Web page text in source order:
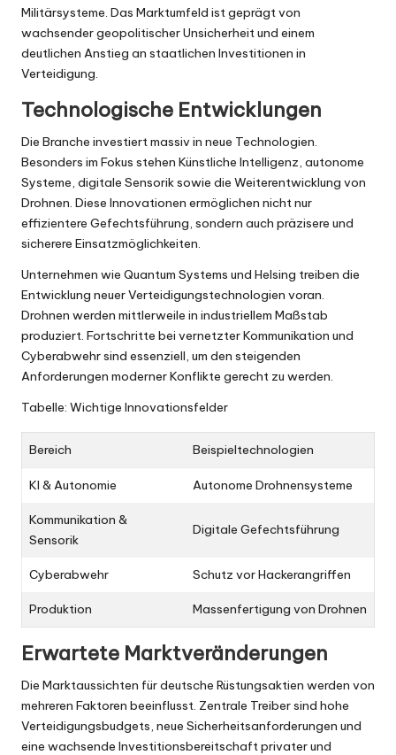
Militärsysteme. Das Marktumfeld ist geprägt von
wachsender geopolitischer Unsicherheit und einem
deutlichen Anstieg an staatlichen Investitionen in
Verteidigung.
Technologische Entwicklungen
Die Branche investiert massiv in neue Technologien.
Besonders im Fokus stehen Künstliche Intelligenz, autonome
Systeme, digitale Sensorik sowie die Weiterentwicklung von
Drohnen. Diese Innovationen ermöglichen nicht nur
effizientere Gefechtsführung, sondern auch präzisere und
sicherere Einsatzmöglichkeiten.
Unternehmen wie Quantum Systems und Helsing treiben die
Entwicklung neuer Verteidigungstechnologien voran.
Drohnen werden mittlerweile in industriellem Maßstab
produziert. Fortschritte bei vernetzter Kommunikation und
Cyberabwehr sind essenziell, um den steigenden
Anforderungen moderner Konflikte gerecht zu werden.
Tabelle: Wichtige Innovationsfelder
Bereich Beispieltechnologien
KI & Autonomie Autonome Drohnensysteme
Kommunikation &
Sensorik
Digitale Gefechtsführung
Cyberabwehr Schutz vor Hackerangriffen
Produktion Massenfertigung von Drohnen
Erwartete Marktveränderungen
Die Marktaussichten für deutsche Rüstungsaktien werden von
mehreren Faktoren beeinflusst. Zentrale Treiber sind hohe
Verteidigungsbudgets, neue Sicherheitsanforderungen und
eine wachsende Investitionsbereitschaft privater und